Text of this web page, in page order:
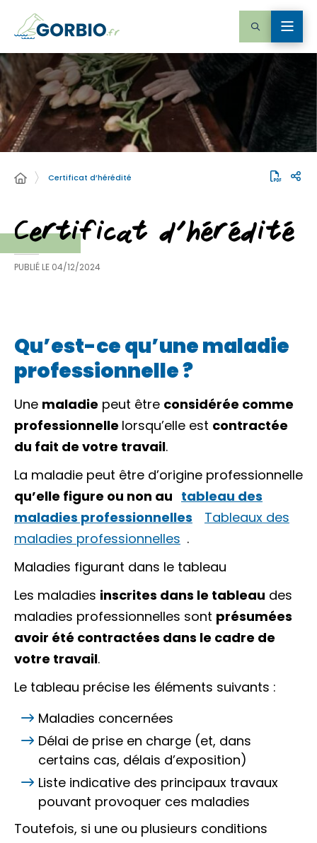
Certificat d’hérédité
Certificat d’hérédité
PUBLIÉ LE 04/12/2024
Qu’est-ce qu’une maladie
professionnelle ?
Une maladie peut être considérée comme
professionnelle lorsqu’elle est contractée
du fait de votre travail.
La maladie peut être d’origine professionnelle
qu’elle figure ou non au tableau des
maladies professionnelles
Tableaux des
maladies professionnelles .
Maladies figurant dans le tableau
Les maladies inscrites dans le tableau des
maladies professionnelles sont présumées
avoir été contractées dans le cadre de
votre travail.
Le tableau précise les éléments suivants :
Maladies concernées
Délai de prise en charge (et, dans
certains cas, délais d’exposition)
Liste indicative des principaux travaux
pouvant provoquer ces maladies
Toutefois, si une ou plusieurs conditions